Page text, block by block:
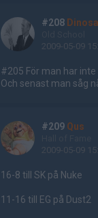
#208
2009-05-09
#205 För man har inte
Och senast man såg
#209 Qus
2009-05-09
16-8 till SK på Nuke
11-16 till EG på Dust2